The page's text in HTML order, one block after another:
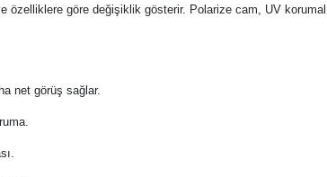
özelliklere göre değişiklik gösterir. Polarize cam, UV
net görüş sağlar.